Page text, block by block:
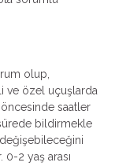
olup,
ve özel uçuşlarda
saatler
bildirmekle
değişebileceğini
0-2 yaş arası